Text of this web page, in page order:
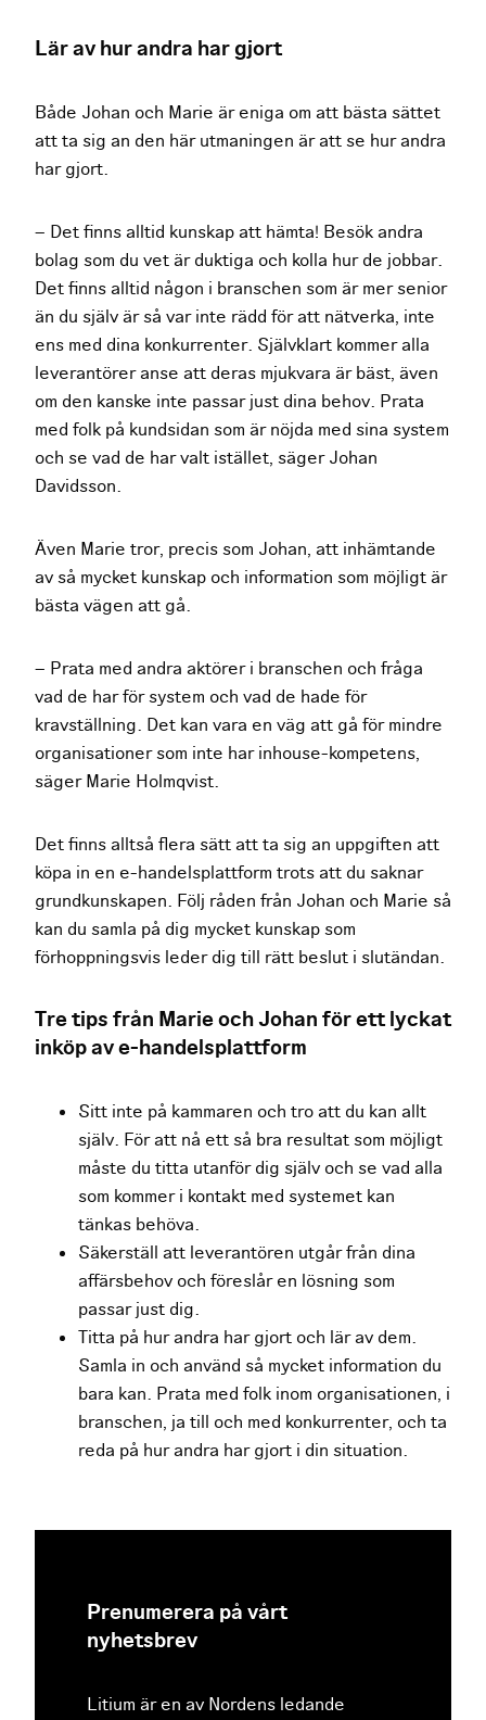
Lär av hur andra har gjort
Både Johan och Marie är eniga om att bästa sättet
att ta sig an den här utmaningen är att se hur andra
har gjort.
– Det finns alltid kunskap att hämta! Besök andra
bolag som du vet är duktiga och kolla hur de jobbar.
Det finns alltid någon i branschen som är mer senior
än du själv är så var inte rädd för att nätverka, inte
ens med dina konkurrenter. Självklart kommer alla
leverantörer anse att deras mjukvara är bäst, även
om den kanske inte passar just dina behov. Prata
med folk på kundsidan som är nöjda med sina system
och se vad de har valt istället, säger Johan
Davidsson.
Även Marie tror, precis som Johan, att inhämtande
av så mycket kunskap och information som möjligt är
bästa vägen att gå.
– Prata med andra aktörer i branschen och fråga
vad de har för system och vad de hade för
kravställning. Det kan vara en väg att gå för mindre
organisationer som inte har inhouse-kompetens,
säger Marie Holmqvist.
Det finns alltså flera sätt att ta sig an uppgiften att
köpa in en e-handelsplattform trots att du saknar
grundkunskapen. Följ råden från Johan och Marie så
kan du samla på dig mycket kunskap som
förhoppningsvis leder dig till rätt beslut i slutändan.
Tre tips från Marie och Johan för ett lyckat
inköp av e-handelsplattform
Sitt inte på kammaren och tro att du kan allt
själv. För att nå ett så bra resultat som möjligt
måste du titta utanför dig själv och se vad alla
som kommer i kontakt med systemet kan
tänkas behöva.
Säkerställ att leverantören utgår från dina
affärsbehov och föreslår en lösning som
passar just dig.
Titta på hur andra har gjort och lär av dem.
Samla in och använd så mycket information du
bara kan. Prata med folk inom organisationen, i
branschen, ja till och med konkurrenter, och ta
reda på hur andra har gjort i din situation.
Prenumerera på vårt
nyhetsbrev
Litium är en av Nordens ledande